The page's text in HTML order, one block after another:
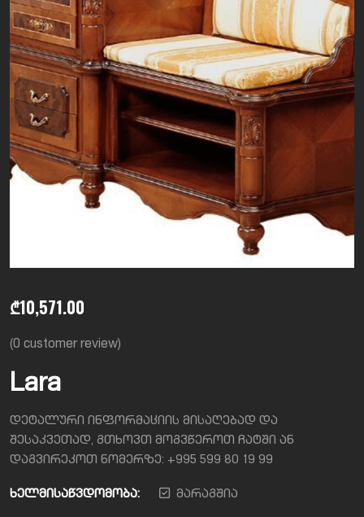
₾10,571.00
(0 customer review)
Lara
დეტალური ინფორმაციის მისაღებად და
შესაკვეთად, გთხოვთ მოგვწეროთ ჩატში ან
დაგვირეკოთ ნომერზე: +995 599 80 19 99
ხელმისაწვდომობა: მარაგშია